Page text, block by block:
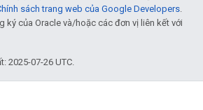
sách trang web của Google Developers.
ký của Oracle và/hoặc các đơn vị liên kết với
2025-07-26 UTC.